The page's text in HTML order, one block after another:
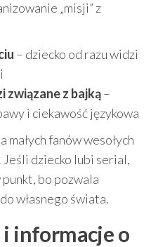
„misji” z
– dziecko od razu widzi
z bajką–
i ciekawość językowa
fanów wesołych
dziecko lubi serial,
bo pozwala
własnego świata.
informacje o